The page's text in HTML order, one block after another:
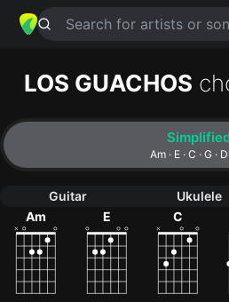
Search for artists or
LOS GUACHOS
Am · E · C · G ·
Guitar Ukulele
Am
E C